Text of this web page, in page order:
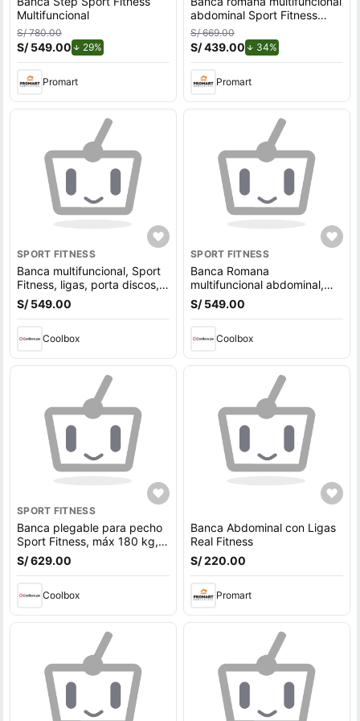
Multifuncional
S/ 780.00
S/ 549.00 29%
Promart
abdominal Sport Fitness
G500
S/ 669.00
S/ 439.00 34%de descuento.
Promart
SPORT FITNESS
Banca multifuncional, Sport
Fitness, ligas, porta discos,
entrena con estilo, negro
S/ 549.00
Coolbox
SPORT FITNESS
Banca Romana
multifuncional abdominal,
Sport Fitness, negra,
rendimiento, estilo en
S/ 549.00
Coolbox
SPORT FITNESS
Banca plegable para pecho
Sport Fitness, máx 180 kg,
gris
S/ 629.00
Coolbox
Banca Abdominal con Ligas
Real Fitness
S/ 220.00
Promart